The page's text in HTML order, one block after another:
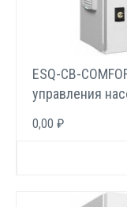
ESQ-CB-
управления
0,00 ₽